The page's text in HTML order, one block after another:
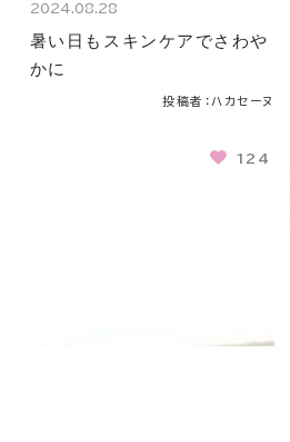
2024.08.28
暑い日もスキンケアでさわや
かに
投稿者：ハカセーヌ
124